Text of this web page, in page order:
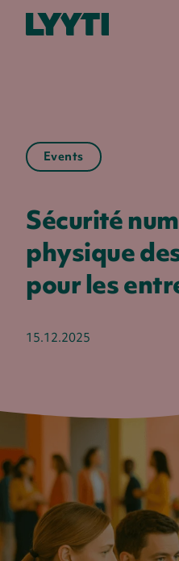
Events
Sécurité
physique
pour les
15.12.2025